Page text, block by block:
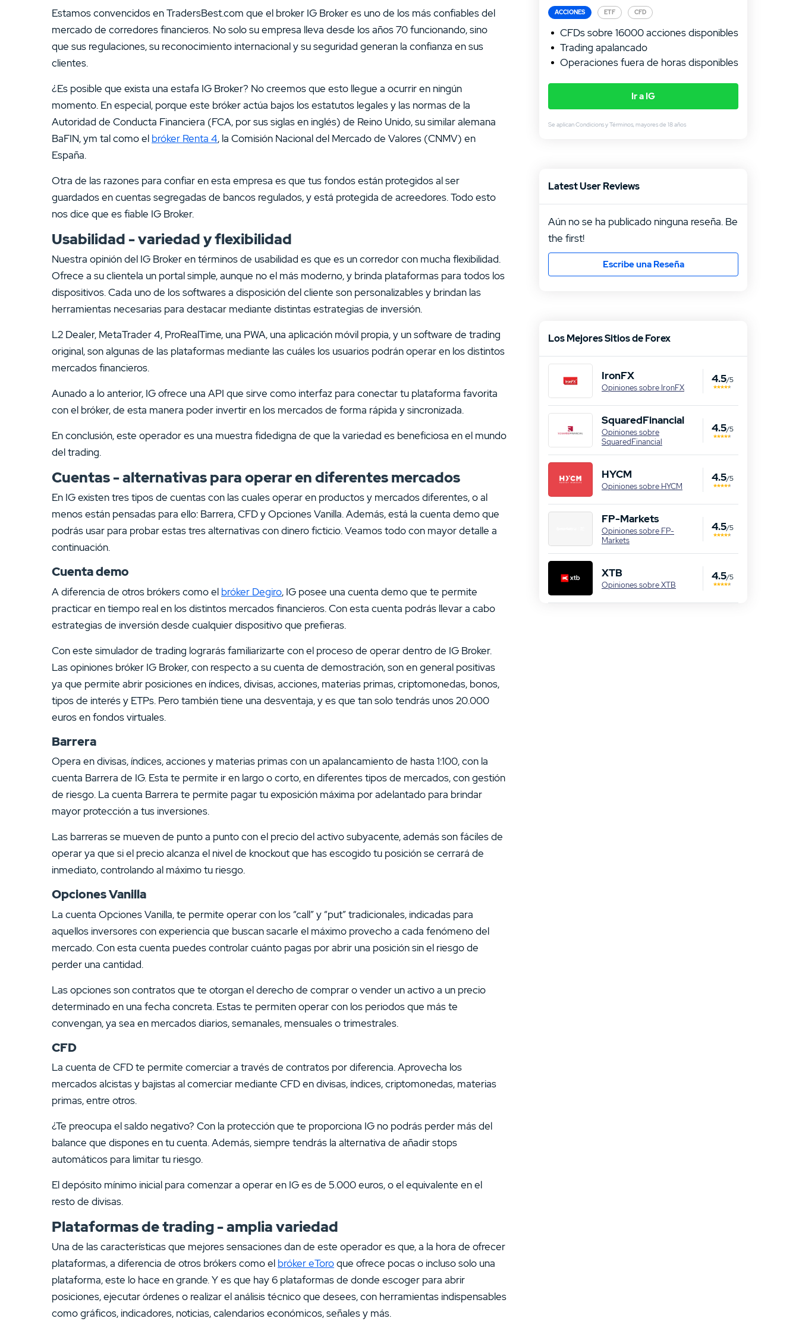
Estamos convencidos en TradersBest.com que el broker IG Broker es uno de los más confiables del
mercado de corredores financieros. No solo su empresa lleva desde los años 70 funcionando, sino
que sus regulaciones, su reconocimiento internacional y su seguridad generan la confianza en sus
clientes.
¿Es posible que exista una estafa IG Broker? No creemos que esto llegue a ocurrir en ningún
momento. En especial, porque este bróker actúa bajos los estatutos legales y las normas de la
Autoridad de Conducta Financiera (FCA, por sus siglas en inglés) de Reino Unido, su similar alemana
BaFIN, ym tal como el bróker Renta 4, la Comisión Nacional del Mercado de Valores (CNMV) en
España.
Otra de las razones para confiar en esta empresa es que tus fondos están protegidos al ser
guardados en cuentas segregadas de bancos regulados, y está protegida de acreedores. Todo esto
nos dice que es fiable IG Broker.
Usabilidad - variedad y flexibilidad
Nuestra opinión del IG Broker en términos de usabilidad es que es un corredor con mucha flexibilidad.
Ofrece a su clientela un portal simple, aunque no el más moderno, y brinda plataformas para todos los
dispositivos. Cada uno de los softwares a disposición del cliente son personalizables y brindan las
herramientas necesarias para destacar mediante distintas estrategias de inversión.
L2 Dealer, MetaTrader 4, ProRealTime, una PWA, una aplicación móvil propia, y un software de trading
original, son algunas de las plataformas mediante las cuáles los usuarios podrán operar en los distintos
mercados financieros.
Aunado a lo anterior, IG ofrece una API que sirve como interfaz para conectar tu plataforma favorita
con el bróker, de esta manera poder invertir en los mercados de forma rápida y sincronizada.
En conclusión, este operador es una muestra fidedigna de que la variedad es beneficiosa en el mundo
del trading.
Cuentas - alternativas para operar en diferentes mercados
En IG existen tres tipos de cuentas con las cuales operar en productos y mercados diferentes, o al
menos están pensadas para ello: Barrera, CFD y Opciones Vanilla. Además, está la cuenta demo que
podrás usar para probar estas tres alternativas con dinero ficticio. Veamos todo con mayor detalle a
continuación.
Cuenta demo
A diferencia de otros brókers como el bróker Degiro, IG posee una cuenta demo que te permite
practicar en tiempo real en los distintos mercados financieros. Con esta cuenta podrás llevar a cabo
estrategias de inversión desde cualquier dispositivo que prefieras.
Con este simulador de trading lograrás familiarizarte con el proceso de operar dentro de IG Broker.
Las opiniones bróker IG Broker, con respecto a su cuenta de demostración, son en general positivas
ya que permite abrir posiciones en índices, divisas, acciones, materias primas, criptomonedas, bonos,
tipos de interés y ETPs. Pero también tiene una desventaja, y es que tan solo tendrás unos 20.000
euros en fondos virtuales.
Barrera
Opera en divisas, índices, acciones y materias primas con un apalancamiento de hasta 1:100, con la
cuenta Barrera de IG. Esta te permite ir en largo o corto, en diferentes tipos de mercados, con gestión
de riesgo. La cuenta Barrera te permite pagar tu exposición máxima por adelantado para brindar
mayor protección a tus inversiones.
Las barreras se mueven de punto a punto con el precio del activo subyacente, además son fáciles de
operar ya que si el precio alcanza el nivel de knockout que has escogido tu posición se cerrará de
inmediato, controlando al máximo tu riesgo.
Opciones Vanilla
La cuenta Opciones Vanilla, te permite operar con los “call” y “put” tradicionales, indicadas para
aquellos inversores con experiencia que buscan sacarle el máximo provecho a cada fenómeno del
mercado. Con esta cuenta puedes controlar cuánto pagas por abrir una posición sin el riesgo de
perder una cantidad.
Las opciones son contratos que te otorgan el derecho de comprar o vender un activo a un precio
determinado en una fecha concreta. Estas te permiten operar con los periodos que más te
convengan, ya sea en mercados diarios, semanales, mensuales o trimestrales.
CFD
La cuenta de CFD te permite comerciar a través de contratos por diferencia. Aprovecha los
mercados alcistas y bajistas al comerciar mediante CFD en divisas, índices, criptomonedas, materias
primas, entre otros.
¿Te preocupa el saldo negativo? Con la protección que te proporciona IG no podrás perder más del
balance que dispones en tu cuenta. Además, siempre tendrás la alternativa de añadir stops
automáticos para limitar tu riesgo.
El depósito mínimo inicial para comenzar a operar en IG es de 5.000 euros, o el equivalente en el
resto de divisas.
Plataformas de trading - amplia variedad
Una de las características que mejores sensaciones dan de este operador es que, a la hora de ofrecer
plataformas, a diferencia de otros brókers como el bróker eToroque ofrece pocas o incluso solo una
plataforma, este lo hace en grande. Y es que hay 6 plataformas de donde escoger para abrir
posiciones, ejecutar órdenes o realizar el análisis técnico que desees, con herramientas indispensables
como gráficos, indicadores, noticias, calendarios económicos, señales y más.
ACCIONES ETF CFD
CFDs sobre 16000 acciones disponibles
Trading apalancado
Operaciones fuera de horas disponibles
Ir a IG
Se aplican Condicions y Términos, mayores de 18 años
Latest User Reviews
Aún no se ha publicado ninguna reseña. Be
the first!
Escribe una Reseña
Los Mejores Sitios de Forex
IronFX
Opiniones sobre IronFX
4.5/5
SquaredFinancial
Opiniones sobre
SquaredFinancial
4.5/5
HYCM
Opiniones sobre HYCM
4.5/5
FP-Markets
Opiniones sobre FP-
Markets
4.5/5
XTB
Opiniones sobre XTB
4.5/5